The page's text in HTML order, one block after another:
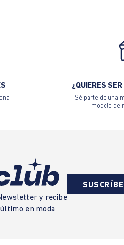
¿QUIERES
Sé parte de una
modelo de
y recibe
en moda